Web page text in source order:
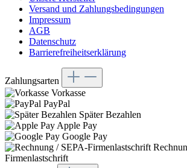
Versand und Zahlungsbedingungen
Impressum
AGB
Datenschutz
Barrierefreiheitserklärung
Zahlungsarten
Vorkasse
PayPal
Später Bezahlen
Apple Pay
Google Pay
Firmenlastschrift